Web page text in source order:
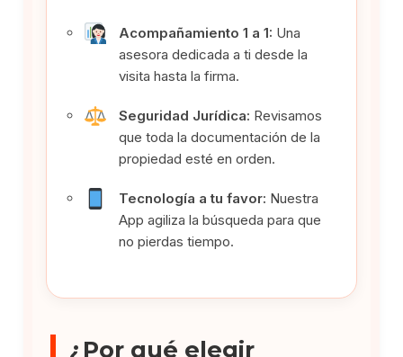
Acompañamiento 1 a 1: Una
asesora dedicada a ti desde la
visita hasta la firma.
Seguridad Jurídica: Revisamos
que toda la documentación de la
propiedad esté en orden.
Tecnología a tu favor: Nuestra
App agiliza la búsqueda para que
no pierdas tiempo.
¿Por qué elegir